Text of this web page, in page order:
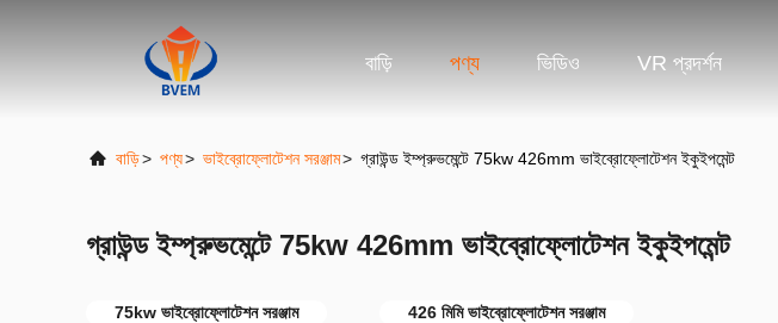
বাড়ি পণ্য ভিডিও VR প্রদর্শন
বাড়ি> পণ্য> ভাইব্রোফ্লোটেশন সরঞ্জাম> গ্রাউন্ড ইম্প্রুভমেন্টে 75kw 426mm ভাইব্রোফ্লোটেশন ইকুইপমেন্ট
গ্রাউন্ড ইম্প্রুভমেন্টে 75kw 426mm ভাইব্রোফ্লোটেশন ইকুইপমেন্ট
75kw ভাইব্রোফ্লোটেশন সরঞ্জাম
426 মিমি ভাইব্রোফ্লোটেশন সরঞ্জাম